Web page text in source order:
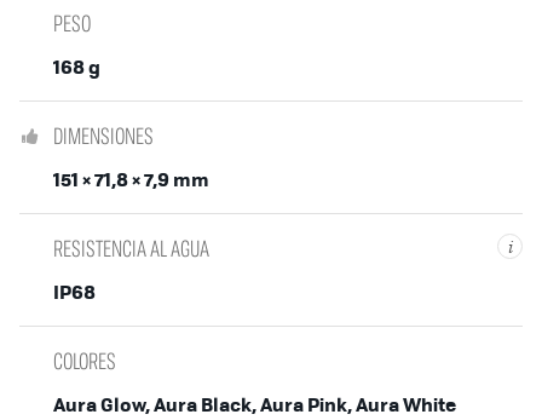
PESO
168 g
DIMENSIONES
151 × 71,8 × 7,9 mm
i
RESISTENCIA AL AGUA
IP68
COLORES
Aura Glow, Aura Black, Aura Pink, Aura White